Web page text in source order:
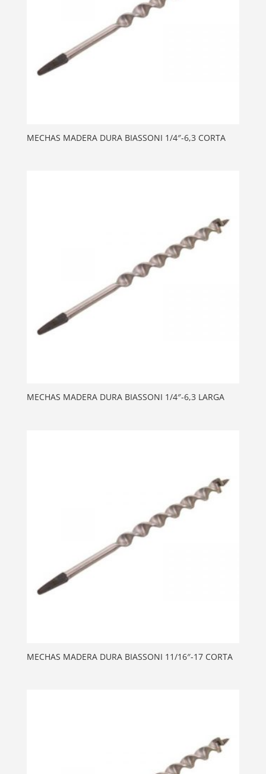
MECHAS MADERA DURA BIASSONI 1/4″-6,3 CORTA
MECHAS MADERA DURA BIASSONI 1/4″-6,3 LARGA
MECHAS MADERA DURA BIASSONI 11/16″-17 CORTA